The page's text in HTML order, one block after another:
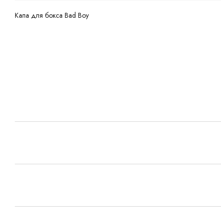
Капа для бокса Bad Boy